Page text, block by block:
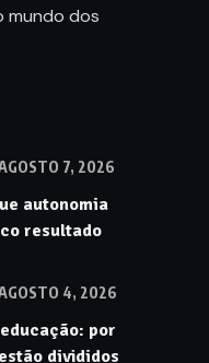
mundo dos
7, 2026
autonomia
resultado
4, 2026
por
divididos